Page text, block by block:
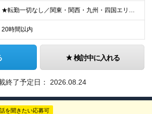
★転勤一切なし／関東・関西・九州・四国エリアで募集★ 【本社】 大阪府大阪市淀川区西中島5-13-14 新大阪GTCビル4階 【東京支店】 東京都台東区東上野3-8-6 シミヤビル3階 【宇都宮
20時間以内
検討中に入れる
終了予定日： 2026.08.24
話を聞きたい応募可